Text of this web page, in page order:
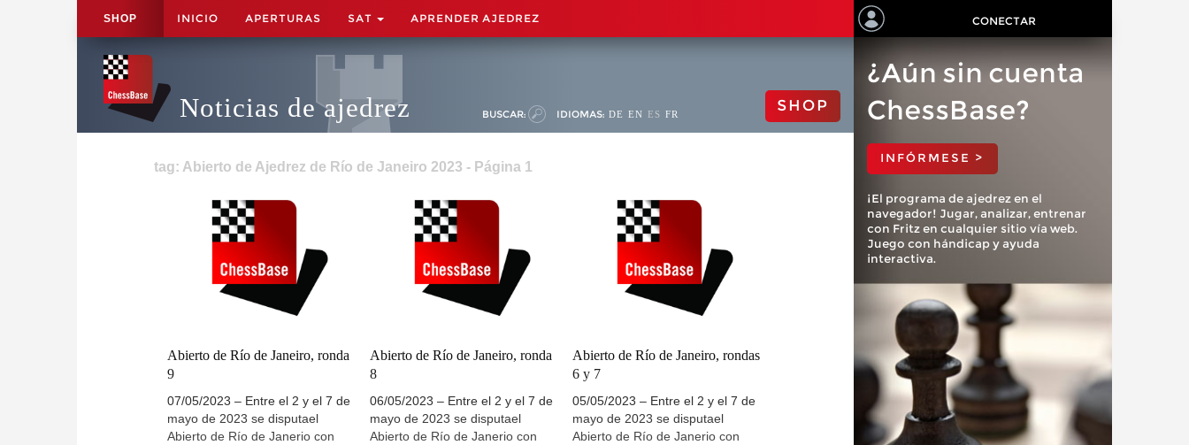
SHOP INICIO APERTURAS SAT APRENDER AJEDREZ CONECTAR
Noticias de ajedrez BUSCAR: IDIOMAS: DE EN ES FR SHOP
tag: Abierto de Ajedrez de Río de Janeiro 2023 - Página 1
Abierto de Río de Janeiro, ronda
9
07/05/2023 – Entre el 2 y el 7 de
mayo de 2023 se disputael
Abierto de Río de Janerio con
Abierto de Río de Janeiro, ronda
8
06/05/2023 – Entre el 2 y el 7 de
mayo de 2023 se disputael
Abierto de Río de Janerio con
Abierto de Río de Janeiro, rondas
6 y 7
05/05/2023 – Entre el 2 y el 7 de
mayo de 2023 se disputael
Abierto de Río de Janerio con
¿Aún sin cuenta
ChessBase?
INFÓRMESE >
¡El programa de ajedrez en el
navegador! Jugar, analizar, entrenar
con Fritz en cualquier sitio vía web.
Juego con hándicap y ayuda
interactiva.